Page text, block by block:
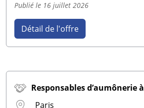
Publié le 16 juillet 2026
Détail de l'offre
Responsables d’aumônerie
Paris